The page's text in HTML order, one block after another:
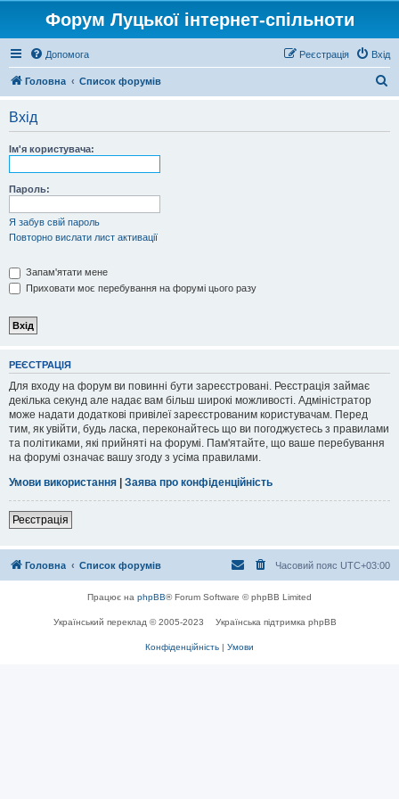
Форум Луцької інтернет-спільноти
Допомога Вхід
Реєстрація
Головна Список форумів
Вхід
Ім'я користувача:
Пароль:
Я забув свій пароль
Повторно вислати лист активації
Запам'ятати мене
Приховати моє перебування на форумі цього разу
РЕЄСТРАЦІЯ
Для входу на форум ви повинні бути зареєстровані. Реєстрація займає
декілька секунд але надає вам більш широкі можливості. Адміністратор
може надати додаткові привілеї зареєстрованим користувачам. Перед
тим, як увійти, будь ласка, переконайтесь що ви погоджуєтесь з правилами
та політиками, які прийняті на форумі. Пам'ятайте, що ваше перебування
на форумі означає вашу згоду з усіма правилами.
Умови використання | Заява про конфіденційність
Реєстрація
Головна Список форумів Часовий пояс UTC+03:00
Працює на phpBB® Forum Software © phpBB Limited
Український переклад © 2005-2023 Українська підтримка phpBB
Конфіденційність | Умови